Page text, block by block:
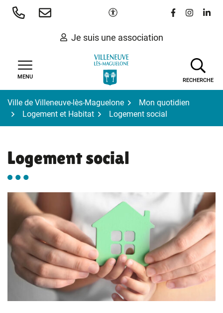
Aller
Paramètres d'accessibilité
Lien vers le
Lien vers
Lien
Je suis une association
MENU
RECHERCHE
Ville de Villeneuve-lès-Maguelone
Mon quotidien
Logement et Habitat
Logement social
Logement social